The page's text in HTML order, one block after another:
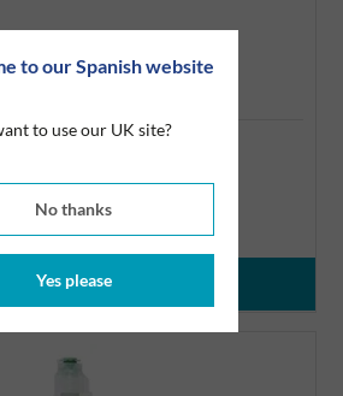
to our Spanish website
to use our UK site?
No thanks
Yes please
Ver datos